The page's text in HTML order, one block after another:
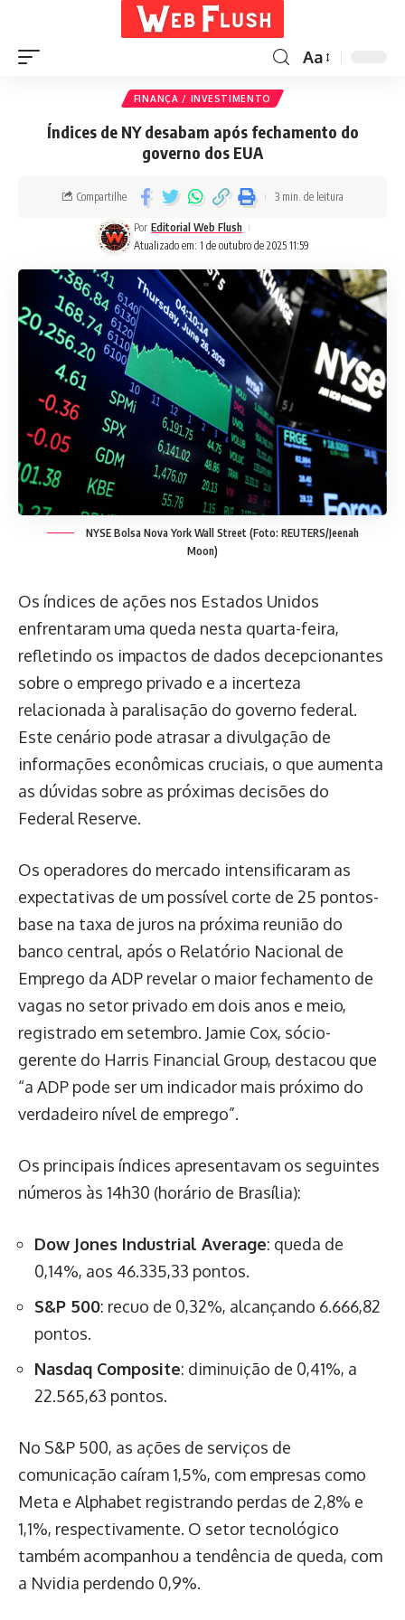
Aa
FINANÇA / INVESTIMENTO
Índices de NY desabam após fechamento do
governo dos EUA
Atualizado em: 1 de outubro de 2025 11:59
Por Editorial Web Flush
Compartilhe 3 min. de leitura
NYSE Bolsa Nova York Wall Street (Foto: REUTERS/Jeenah
Moon)
Os índices de ações nos Estados Unidos
enfrentaram uma queda nesta quarta-feira,
refletindo os impactos de dados decepcionantes
sobre o emprego privado e a incerteza
relacionada à paralisação do governo federal.
Este cenário pode atrasar a divulgação de
informações econômicas cruciais, o que aumenta
as dúvidas sobre as próximas decisões do
Federal Reserve.
Os operadores do mercado intensificaram as
expectativas de um possível corte de 25 pontos-
base na taxa de juros na próxima reunião do
banco central, após o Relatório Nacional de
Emprego da ADP revelar o maior fechamento de
vagas no setor privado em dois anos e meio,
registrado em setembro. Jamie Cox, sócio-
gerente do Harris Financial Group, destacou que
“a ADP pode ser um indicador mais próximo do
verdadeiro nível de emprego”.
Os principais índices apresentavam os seguintes
números às 14h30 (horário de Brasília):
Dow Jones Industrial Average: queda de
0,14%, aos 46.335,33 pontos.
S&P 500: recuo de 0,32%, alcançando 6.666,82
pontos.
Nasdaq Composite: diminuição de 0,41%, a
22.565,63 pontos.
No S&P 500, as ações de serviços de
comunicação caíram 1,5%, com empresas como
Meta e Alphabet registrando perdas de 2,8% e
1,1%, respectivamente. O setor tecnológico
também acompanhou a tendência de queda, com
a Nvidia perdendo 0,9%.